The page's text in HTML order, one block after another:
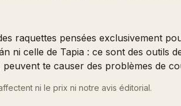
raquettes pensées exclusivement
ni celle de Tapia : ce sont des outils
te causer des problèmes de
ni le prix ni notre avis éditorial.